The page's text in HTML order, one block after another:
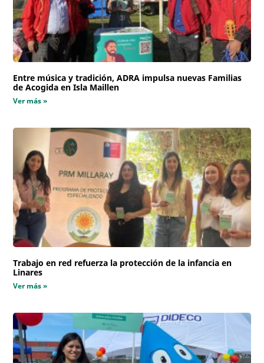
Entre música y tradición, ADRA impulsa nuevas Familias
de Acogida en Isla Maillen
Ver más »
Trabajo en red refuerza la protección de la infancia en
Linares
Ver más »